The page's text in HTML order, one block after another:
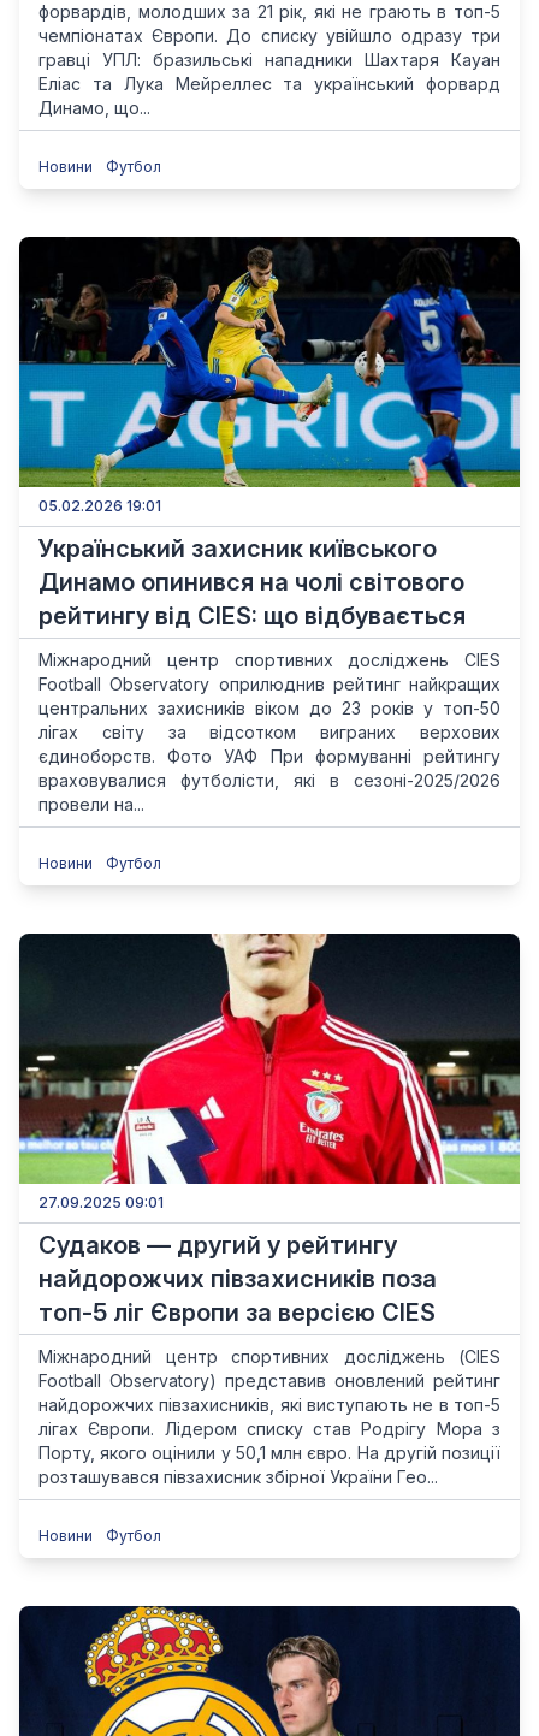
форвардів, молодших за 21 рік, які не грають в топ-5
чемпіонатах Європи. До списку увійшло одразу три
гравці УПЛ: бразильські нападники Шахтаря Кауан
Еліас та Лука Мейреллес та український форвард
Динамо, що...
Новини Футбол
05.02.2026 19:01
Український захисник київського
Динамо опинився на чолі світового
рейтингу від CIES: що відбувається
Міжнародний центр спортивних досліджень CIES
Football Observatory оприлюднив рейтинг найкращих
центральних захисників віком до 23 років у топ-50
лігах світу за відсотком виграних верхових
єдиноборств. Фото УАФ При формуванні рейтингу
враховувалися футболісти, які в сезоні-2025/2026
провели на...
Новини Футбол
27.09.2025 09:01
Судаков — другий у рейтингу
найдорожчих півзахисників поза
топ-5 ліг Європи за версією CIES
Міжнародний центр спортивних досліджень (CIES
Football Observatory) представив оновлений рейтинг
найдорожчих півзахисників, які виступають не в топ-5
лігах Європи. Лідером списку став Родрігу Мора з
Порту, якого оцінили у 50,1 млн євро. На другій позиції
розташувався півзахисник збірної України Гео...
Новини Футбол